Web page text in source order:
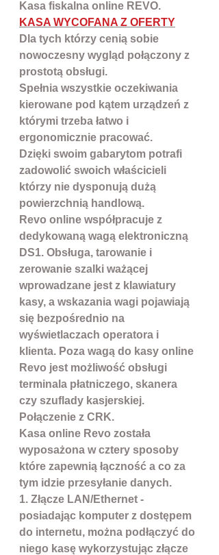
Kasa fiskalna online REVO.
KASA WYCOFANA Z OFERTY
Dla tych którzy cenią sobie
nowoczesny wygląd połączony z
prostotą obsługi.
Spełnia wszystkie oczekiwania
kierowane pod kątem urządzeń z
którymi trzeba łatwo i
ergonomicznie pracować.
Dzięki swoim gabarytom potrafi
zadowolić swoich właścicieli
którzy nie dysponują dużą
powierzchnią handlową.
Revo online współpracuje z
dedykowaną wagą elektroniczną
DS1. Obsługa, tarowanie i
zerowanie szalki ważącej
wprowadzane jest z klawiatury
kasy, a wskazania wagi pojawiają
się bezpośrednio na
wyświetlaczach operatora i
klienta. Poza wagą do kasy online
Revo jest możliwość obsługi
terminala płatniczego, skanera
czy szuflady kasjerskiej.
Połączenie z CRK.
Kasa online Revo została
wyposażona w cztery sposoby
które zapewnią łączność a co za
tym idzie przesyłanie danych.
1. Złącze LAN/Ethernet -
posiadając komputer z dostępem
do internetu, można podłączyć do
niego kasę wykorzystując złącze